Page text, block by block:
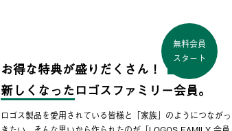
お得な特典が盛りだくさん！
無料会員
スタート
新しくなったロゴスファミリー会員。
ロゴス製品を愛用されている皆様と「家族」のようにつなが